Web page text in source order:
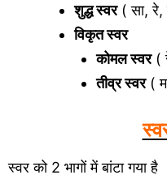
शुद्ध स्वर( सा, रे,
विकृत स्वर
कोमल स्वर(
तीव्र स्वर(
स्वर को 2 भागों में बांटा गया है